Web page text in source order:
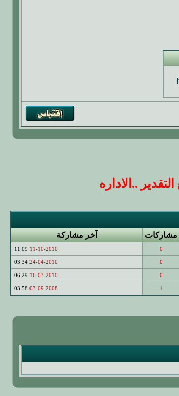
..الاداره
مشاركات آخر مشاركة
0
11-10-2010
11:09
0
24-04-2010
03:34
0
16-03-2010
06:29
1
03-09-2008
03:58